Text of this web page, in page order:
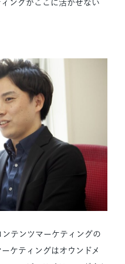
ングがここに活かせない
ンテンツマーケティングの
ケティングはオウンドメ